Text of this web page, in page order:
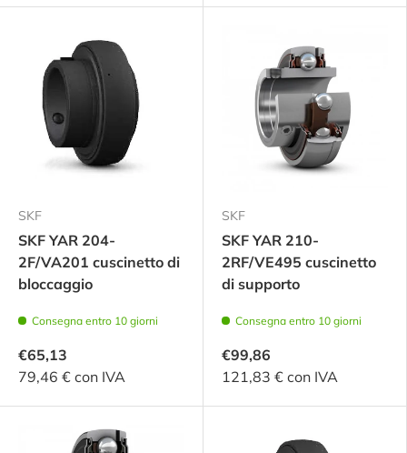
SKF
SKF YAR 204-
2F/VA201 cuscinetto di
bloccaggio
Consegna entro 10 giorni
€65,13
79,46 € con IVA
SKF
SKF YAR 210-
2RF/VE495 cuscinetto
di supporto
Consegna entro 10 giorni
€99,86
121,83 € con IVA